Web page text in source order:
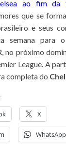
ao fim da
que se
e seus
semana para
no próximo
League. A
completa do
X
WhatsApp